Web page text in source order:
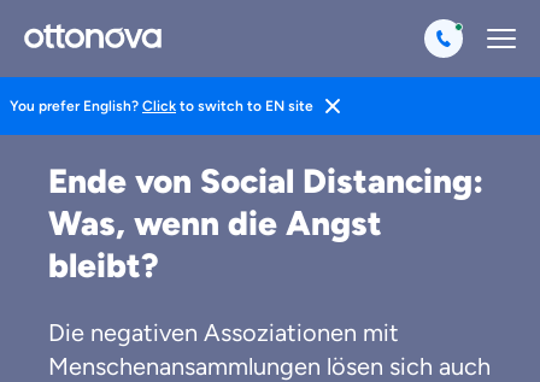
You prefer English? Click to switch to EN site
Gesund Leben
Ende von Social Distancing:
Was, wenn die Angst
bleibt?
Die negativen Assoziationen mit
Menschenansammlungen lösen sich auch